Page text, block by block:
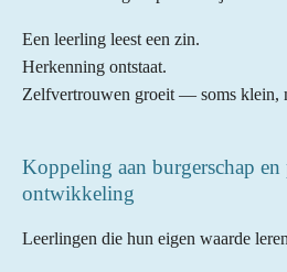
Een leerling leest een zin.
Herkenning ontstaat.
Zelfvertrouwen groeit — soms klein,
Koppeling aan burgerschap
ontwikkeling
Leerlingen die hun eigen waarde